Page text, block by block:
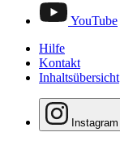
YouTube
Hilfe
Kontakt
Inhaltsübersicht
Instagram